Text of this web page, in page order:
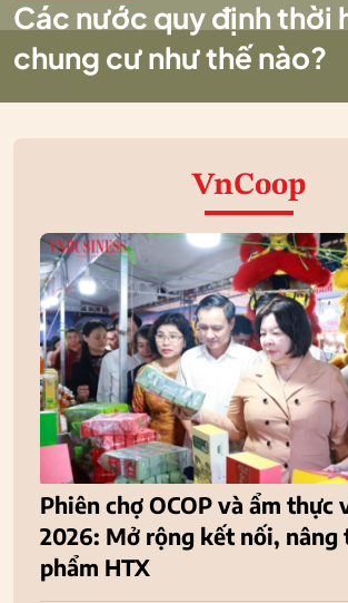
Các nước quy định thời
chung cư như thế nào?
VnCoop
Phiên chợ OCOP và ẩm thực
2026: Mở rộng kết nối, nâng
phẩm HTX